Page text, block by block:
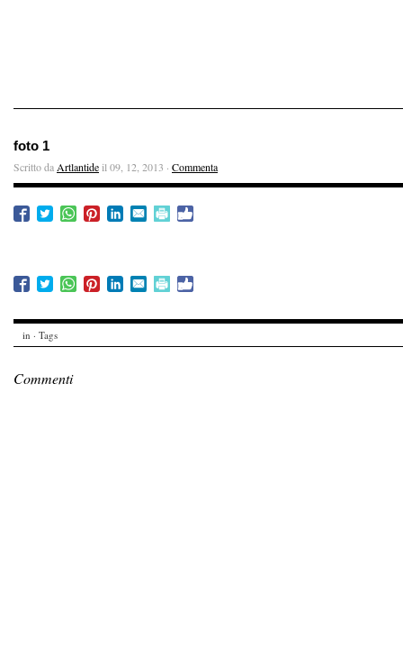
foto 1
Scritto da Artlantideil 09, 12, 2013 · Commenta
in · Tags
Commenti